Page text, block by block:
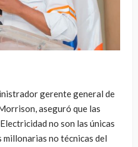
gerente general de
aseguró que las
no son las únicas
millonarias no técnicas del